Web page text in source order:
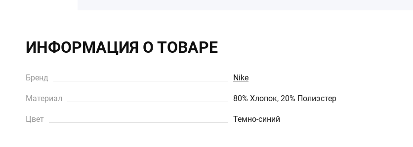
ИНФОРМАЦИЯ О ТОВАРЕ
Бренд Nike
Материал 80% Хлопок, 20% Полиэстер
Цвет Темно-синий